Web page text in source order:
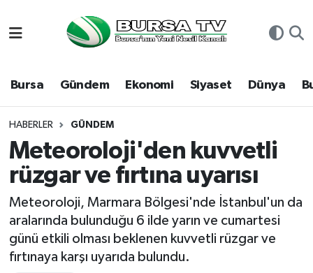
Bursa Gündem Ekonomi Siyaset Dünya
HABERLER GÜNDEM
Meteoroloji'den kuvvetli
rüzgar ve fırtına uyarısı
Meteoroloji, Marmara Bölgesi'nde İstanbul'un da
aralarında bulunduğu 6 ilde yarın ve cumartesi
günü etkili olması beklenen kuvvetli rüzgar ve
fırtınaya karşı uyarıda bulundu.
Bursa
Dünya
Eğitim
Ekonomi
Genel
Gündem
Hava Durumu
Namaz Vakitleri
Trafik Durumu
Süper Lig Puan Durumu ve Fikstür
Tüm Manşetler
Son Dakika Haberleri